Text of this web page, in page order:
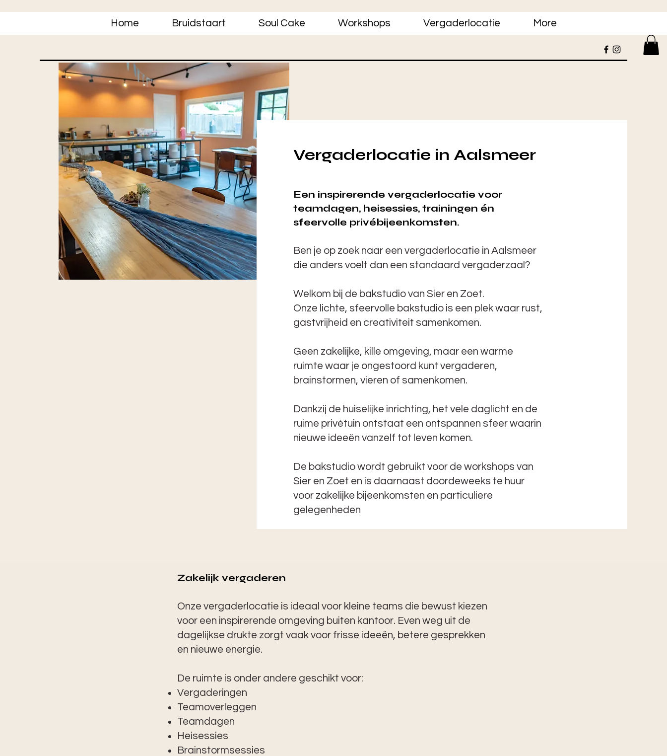
Home Bruidstaart Soul Cake Workshops Vergaderlocatie More
Vergaderlocatie in Aalsmeer
Een inspirerende vergaderlocatie voor
teamdagen, heisessies, trainingen én
sfeervolle privébijeenkomsten.
Ben je op zoek naar een vergaderlocatie in Aalsmeer
die anders voelt dan een standaard vergaderzaal?
Welkom bij de bakstudio van Sier en Zoet.
Onze lichte, sfeervolle bakstudio is een plek waar rust,
gastvrijheid en creativiteit samenkomen.
Geen zakelijke, kille omgeving, maar een warme
ruimte waar je ongestoord kunt vergaderen,
brainstormen, vieren of samenkomen.
Dankzij de huiselijke inrichting, het vele daglicht en de
ruime privétuin ontstaat een ontspannen sfeer waarin
nieuwe ideeën vanzelf tot leven komen.
De bakstudio wordt gebruikt voor de workshops van
Sier en Zoet en is daarnaast doordeweeks te huur
voor zakelijke bijeenkomsten en particuliere
gelegenheden
Zakelijk vergaderen
Onze vergaderlocatie is ideaal voor kleine teams die bewust kiezen
voor een inspirerende omgeving buiten kantoor. Even weg uit de
dagelijkse drukte zorgt vaak voor frisse ideeën, betere gesprekken
en nieuwe energie.
De ruimte is onder andere geschikt voor:
Vergaderingen
Teamoverleggen
Teamdagen
Heisessies
Brainstormsessies